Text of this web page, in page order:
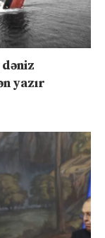
dəniz
yazır